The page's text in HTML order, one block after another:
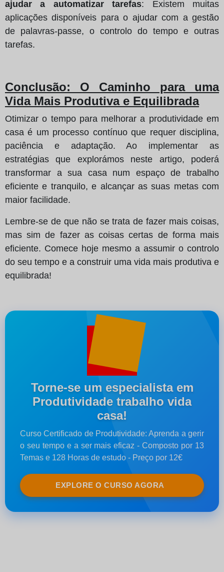
ajudar a automatizar tarefas: Existem muitas
aplicações disponíveis para o ajudar com a gestão
de palavras-passe, o controlo do tempo e outras
tarefas.
Conclusão: O Caminho para uma
Vida Mais Produtiva e Equilibrada
Otimizar o tempo para melhorar a produtividade em
casa é um processo contínuo que requer disciplina,
paciência e adaptação. Ao implementar as
estratégias que explorámos neste artigo, poderá
transformar a sua casa num espaço de trabalho
eficiente e tranquilo, e alcançar as suas metas com
maior facilidade.
Lembre-se de que não se trata de fazer mais coisas,
mas sim de fazer as coisas certas de forma mais
eficiente. Comece hoje mesmo a assumir o controlo
do seu tempo e a construir uma vida mais produtiva e
equilibrada!
Torne-se um especialista em
Produtividade trabalho vida
casa!
Curso Certificado de Produtividade: Aprenda a gerir
o seu tempo e a ser mais eficaz - Composto por 13
Temas e 128 Horas de estudo - Preço por 12€
EXPLORE O CURSO AGORA